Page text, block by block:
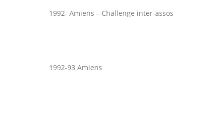
1992- Amiens – Challenge inter-assos
1992-93 Amiens